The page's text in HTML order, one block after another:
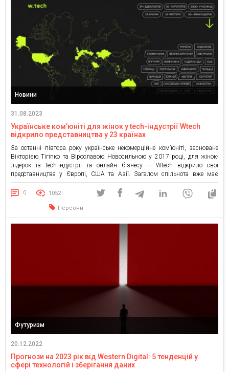
Новини
31.08.2023
Українське ком’юніті для жінок у tech-індустрії Wtech
відкрило представництва у 23 країнах
За останні півтора року українське некомерційне ком’юніті, засноване
Вікторією Тігіпко та Вірославою Новосильною у 2017 році, для жінок-
лідерок із tech-індустрії та онлайн бізнесу – Wtech відкрило свої
представництва у Європі, США та Азії. Загалом спільнота вже має
чаптери у 23 країнах світу. До повномасштабної війни Wtech активно
працював у 12 містах України, а також у […]
0 1052
Персони
Футуризм
20.12.2022
Прогнози на 2023 рік від Western Digital: 5 тенденцій у
сфері технологій і зберігання даних